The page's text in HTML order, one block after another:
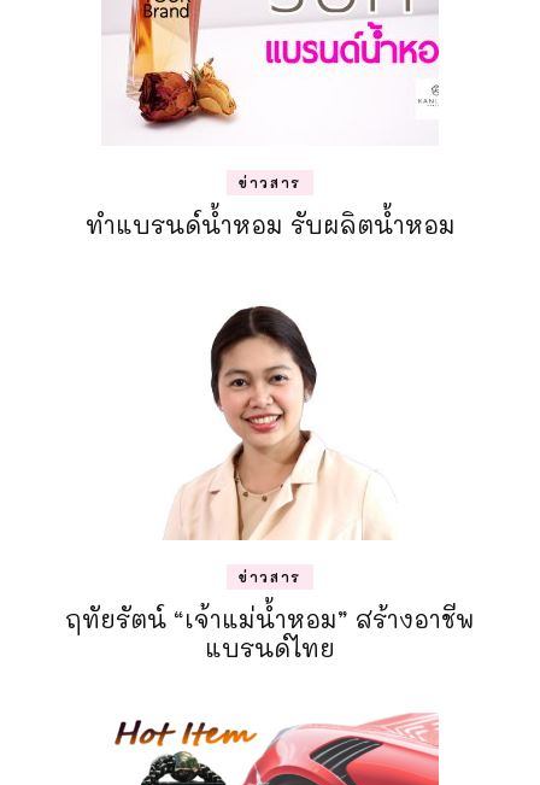
ข่าวสาร
ทำแบรนด์น้ำหอม รับผลิตน้ำหอม
ข่าวสาร
ฤทัยรัตน์ “เจ้าแม่น้ำหอม” สร้างอาชีพ
แบรนด์ไทย